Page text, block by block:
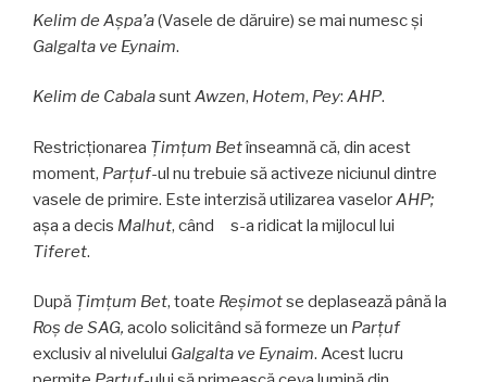
Kelim de Aşpa’a(Vasele de dăruire) se mai numesc și
Galgalta ve Eynaim.
Kelim de CabalasuntAwzen, Hotem, Pey: AHP.
Restricționarea Ţimţum Betînseamnă că, din acest
moment, Parţuf-ul nu trebuie să activeze niciunul dintre
vasele de primire. Este interzisă utilizarea vaselorAHP;
așa a decis Malhut, când s-a ridicat la mijlocul lui
Tiferet.
După Ţimţum Bet, toate Reşimotse deplasează până la
Roş de SAG, acolo solicitând să formeze un Parţuf
exclusiv al nivelului Galgalta ve Eynaim. Acest lucru